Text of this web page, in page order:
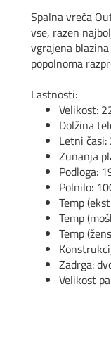
Spalna vreča
vse, razen
vgrajena
popolnoma
Lastnosti:
Velikost:
Dolžina
Letni
Zunanja
Podloga:
Polnilo:
Temp
Temp (moš
Temp (ž
Zadrga:
Velikost